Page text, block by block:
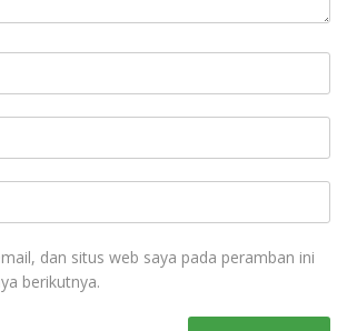
dan situs web saya pada peramban ini
berikutnya.